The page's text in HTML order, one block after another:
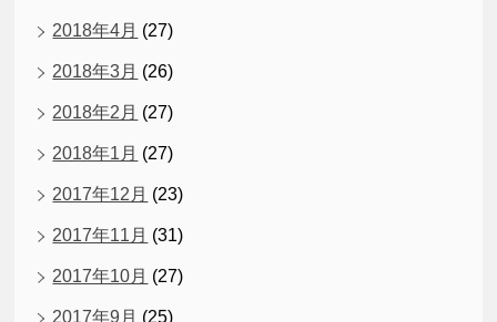
2018年4月 (27)
2018年3月 (26)
2018年2月 (27)
2018年1月 (27)
2017年12月 (23)
2017年11月 (31)
2017年10月 (27)
2017年9月 (25)